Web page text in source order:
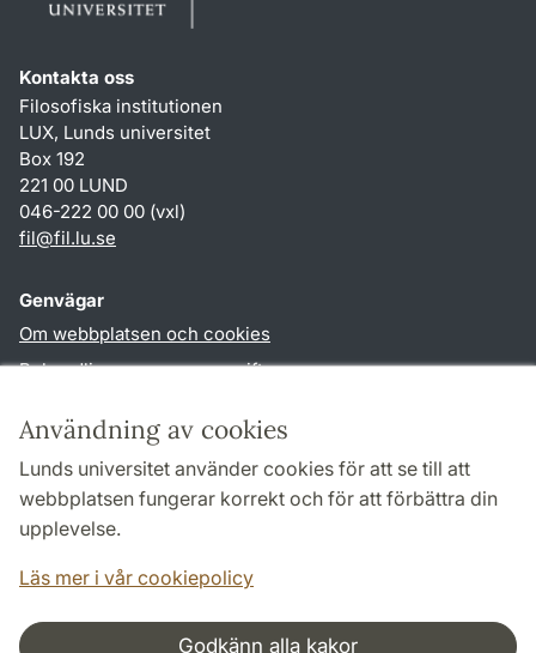
Användning av cookies
Lunds universitet använder cookies för att se till att
webbplatsen fungerar korrekt och för att förbättra din
upplevelse.
Läs mer i vår cookiepolicy
Godkänn alla kakor
Kontakta oss
Filosofiska institutionen
LUX, Lunds universitet
Box 192
221 00 LUND
046-222 00 00 (vxl)
fil@fil.lu.se
Genvägar
Om webbplatsen och cookies
Behandling av personuppgifter
TYPO3-login
Följ oss i sociala medier